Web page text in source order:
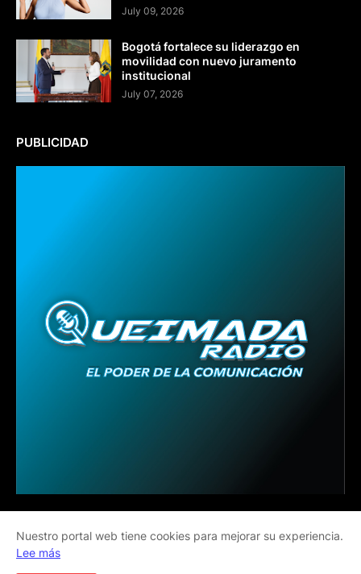
July 09, 2026
Bogotá fortalece su liderazgo en
movilidad con nuevo juramento
institucional
July 07, 2026
PUBLICIDAD
Home
Nuestro portal web tiene cookies para mejorar su experiencia.
Lee más